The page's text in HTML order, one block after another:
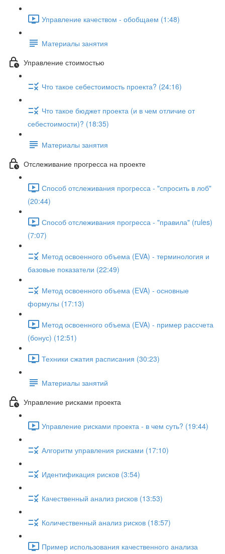
Управление качеством - обобщаем (1:48)
Материалы занятия
Управление стоимостью
Что такое себестоимость проекта? (24:16)
Что такое бюджет проекта (и в чем отличие от
себестоимости)? (18:35)
Материалы занятия
Отслеживание прогресса на проекте
Способ отслеживания прогресса - "спросить в лоб"
(20:44)
Способ отслеживания прогресса - "правила" (rules)
(7:07)
Метод освоенного объема (EVA) - терминология и
базовые показатели (22:49)
Метод освоенного объема (EVA) - основные
формулы (17:13)
Метод освоенного объема (EVA) - пример рассчета
(бонус) (12:51)
Техники сжатия расписания (30:23)
Материалы занятий
Управление рисками проекта
Управление рисками проекта - в чем суть? (19:44)
Алгоритм управления рисками (17:10)
Идентификация рисков (3:54)
Качественный анализ рисков (13:53)
Количественный анализ рисков (18:57)
Пример использования качественного анализа